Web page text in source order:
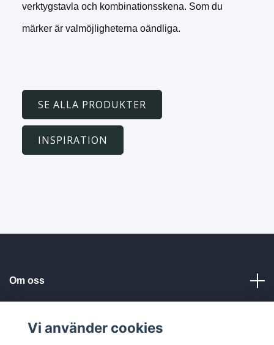
verktygstavla och kombinationsskena. Som du
märker är valmöjligheterna oändliga.
SE ALLA PRODUKTER
INSPIRATION
Om oss
Vi använder cookies